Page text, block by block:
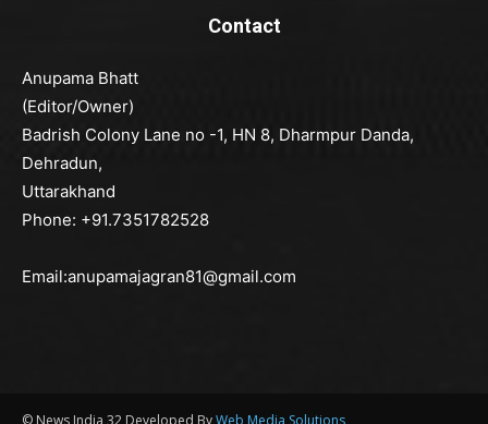
Contact
Anupama Bhatt
(Editor/Owner)
Badrish Colony Lane no -1, HN 8, Dharmpur Danda,
Dehradun,
Uttarakhand
Phone: +91.7351782528
Email:anupamajagran81@gmail.com